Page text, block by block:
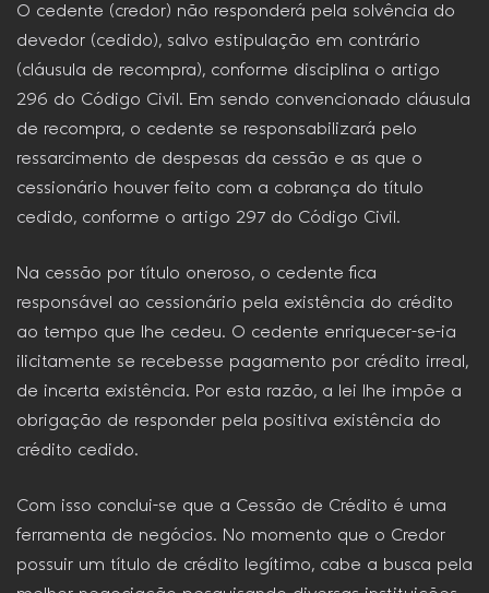
O cedente (credor) não responderá pela solvência do
devedor (cedido), salvo estipulação em contrário
(cláusula de recompra), conforme disciplina o artigo
296 do Código Civil. Em sendo convencionado cláusula
de recompra, o cedente se responsabilizará pelo
ressarcimento de despesas da cessão e as que o
cessionário houver feito com a cobrança do título
cedido, conforme o artigo 297 do Código Civil.
Na cessão por título oneroso, o cedente fica
responsável ao cessionário pela existência do crédito
ao tempo que lhe cedeu. O cedente enriquecer-se-ia
ilicitamente se recebesse pagamento por crédito irreal,
de incerta existência. Por esta razão, a lei lhe impõe a
obrigação de responder pela positiva existência do
crédito cedido.
Com isso conclui-se que a Cessão de Crédito é uma
ferramenta de negócios. No momento que o Credor
possuir um título de crédito legítimo, cabe a busca pela